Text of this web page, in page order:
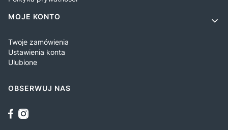
MOJE KONTO
Twoje zamówienia
Ustawienia konta
Ulubione
OBSERWUJ NAS